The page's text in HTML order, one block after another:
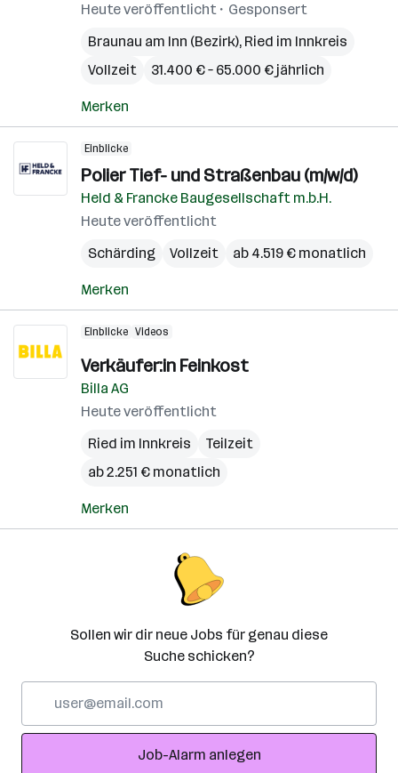
Heute veröffentlicht
Gesponsert
Braunau am Inn (Bezirk), Ried im Innkreis
Vollzeit
31.400 € – 65.000 € jährlich
Merken
Einblicke
Polier Tief- und Straßenbau (m/w/d)
Held & Francke Baugesellschaft m.b.H.
Heute veröffentlicht
Schärding
Vollzeit ab 4.519 € monatlich
Merken
Einblicke Videos
Verkäufer:in Feinkost
Billa AG
Heute veröffentlicht
Ried im Innkreis
Teilzeit
ab 2.251 € monatlich
Merken
Sollen wir dir neue Jobs für genau diese
Suche schicken?
Adresse
Job-Alarm anlegen